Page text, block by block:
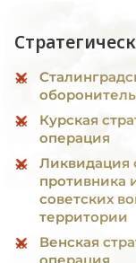
Курская
операция
Ликвидация
противника
советских
территории
Венская